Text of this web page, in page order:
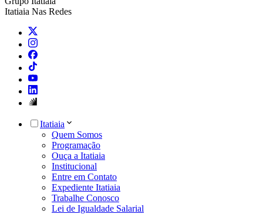
Itatiaia Nas Redes
Itatiaia
Quem Somos
Programação
Ouça a Itatiaia
Institucional
Entre em Contato
Expediente Itatiaia
Trabalhe Conosco
Lei de Igualdade Salarial